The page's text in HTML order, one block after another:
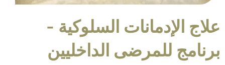
علاج الإدمانات السلوكية -
برنامج للمرضى الداخليين